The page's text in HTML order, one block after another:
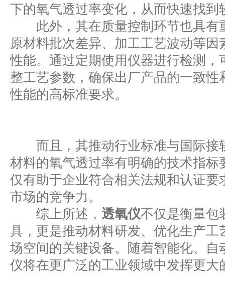
下的氧气透过率变化，从而快速找到
此外，其在质量控制环节也具有
原材料批次差异、加工工艺波动等
性能。通过定期使用仪器进行检测
整工艺参数，确保出厂产品的一致
性能的高标准要求。
而且，其推动行业标准与国际接
材料的氧气透过率有明确的技术指
仅有助于企业符合相关法规和认证
市场的竞争力。
综上所述， 透氧仪不仅是衡量包
具，更是推动材料研发、优化生产
场空间的关键设备。随着智能化、
仪将在更广泛的工业领域中发挥更大